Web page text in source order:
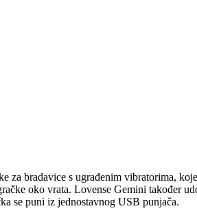
za bradavice s ugrađenim vibratorima,
oko vrata. Lovense Gemini također
se puni iz jednostavnog USB punjača.